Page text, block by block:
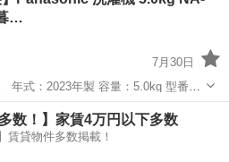
…
7月30日
す。 動作確認済みです。 簡易清掃してお渡しします。 中古品のた...
生活家電 新生活
数！】家賃4万円以下多数
賃貸物件多数掲載！